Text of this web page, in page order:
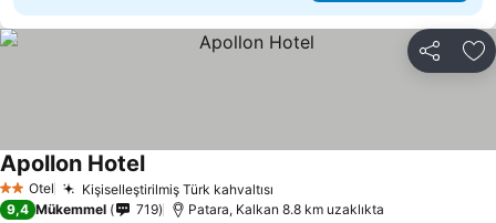
Paylaş
2 Yıldız
Otel Kişiselleştirilmiş Türk kahvaltısı
Apollon HotelFiyatları görün
9,4 Mükemmel 719 Patara, Kalkan 8.8 km uzaklıkta